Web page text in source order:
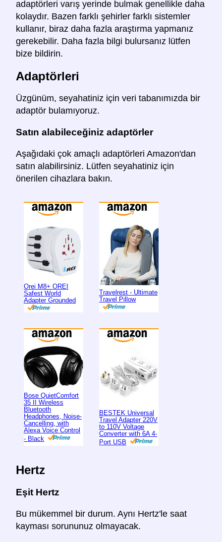
adaptörleri varış yerinde bulmak genellikle daha
kolaydır. Bazen farklı şehirler farklı sistemler
kullanır, biraz daha fazla araştırma yapmanız
gerekebilir. Daha fazla bilgi bulursanız lütfen
bize bildirin.
Adaptörleri
Üzgünüm, seyahatiniz için veri tabanımızda bir
adaptör bulamıyoruz.
Satın alabileceğiniz adaptörler
Aşağıdaki çok amaçlı adaptörleri Amazon'dan
satın alabilirsiniz. Lütfen seyahatiniz için
önerilen cihazlara bakın.
Orei M8+ OREI
Safest World
Adapter Grounded
Travelrest - Ultimate
Travel Pillow
Bose QuietComfort
35 II Wireless
Bluetooth
Headphones, Noise-
Cancelling, with
Alexa Voice Control
- Black
BESTEK Universal
Travel Adapter 220V
to 110V Voltage
Converter with 6A 4-
Port USB
Hertz
Eşit Hertz
Bu mükemmel bir durum. Aynı Hertz'le saat
kayması sorununuz olmayacak.